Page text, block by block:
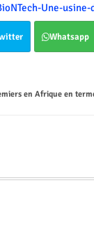
Une-
Whatsapp
en Afrique en